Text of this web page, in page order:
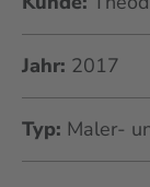
Jahr: 2017
Typ: Maler-